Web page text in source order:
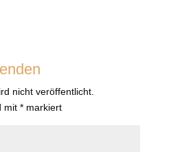
nicht veröffentlicht.
mit *markiert